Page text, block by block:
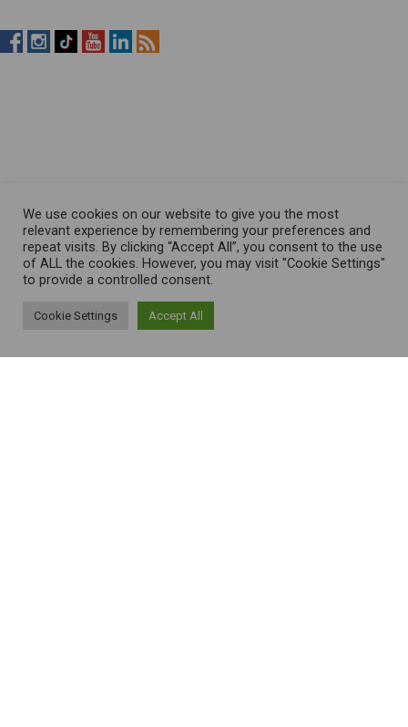
RistopiùNews
RistopiùNews
RistopiùNews
RistopiùNews
RistopiùNews
RSS
We use cookies on our website to give you the most
relevant experience by remembering your preferences and
repeat visits. By clicking “Accept All”, you consent to the use
of ALL the cookies. However, you may visit "Cookie Settings"
to provide a controlled consent.
Cookie Settings Accept All